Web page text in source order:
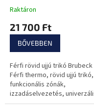
Raktáron
21 700 Ft
BŐVEBBEN
Férfi rövid ujjú trikó Brubeck
Férfi thermo, rövid ujjú trikó,
funkcionális zónák,
izzadáselvezetés,
használat, rugalmas anyag,